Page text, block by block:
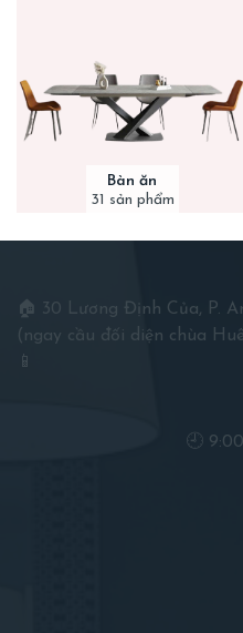
Bàn ăn
31 sản phẩm
🏠 30 Lương Định Của, P.
(ngay cầu đối diện chùa
📱
🕘